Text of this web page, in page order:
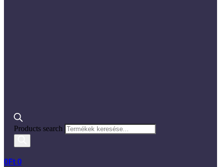
Products search
0Ft 0